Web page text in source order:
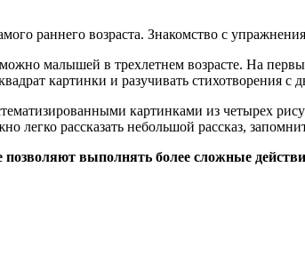
раннего возраста. Знакомство с
малышей в трехлетнем возрасте. На
картинки и разучивать стихотворения с
картинками из четырех
легко рассказать небольшой рассказ,
выполнять более сложные